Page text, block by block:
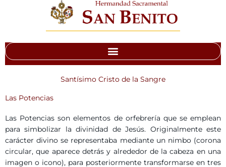
Santísimo Cristo de la Sangre
Las Potencias
Las Potencias son elementos de orfebrería que se emplean
para simbolizar la divinidad de Jesús. Originalmente este
carácter divino se representaba mediante un nimbo (corona
circular, que aparece detrás y alrededor de la cabeza en una
imagen o icono), para posteriormente transformarse en tres